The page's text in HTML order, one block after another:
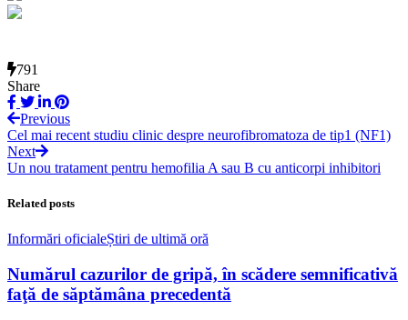
791
Share
Previous
Cel mai recent studiu clinic despre neurofibromatoza de tip1 (NF1)
Next
Un nou tratament pentru hemofilia A sau B cu anticorpi inhibitori
Related posts
Informări oficialeȘtiri de ultimă oră
Numărul cazurilor de gripă, în scădere semnificativă
faţă de săptămâna precedentă